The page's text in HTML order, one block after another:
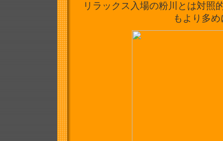
リラックス入場の粉川とは対照
もより多